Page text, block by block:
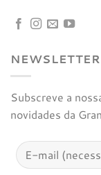
NEWSLETTER
Subscreve a
novidades da